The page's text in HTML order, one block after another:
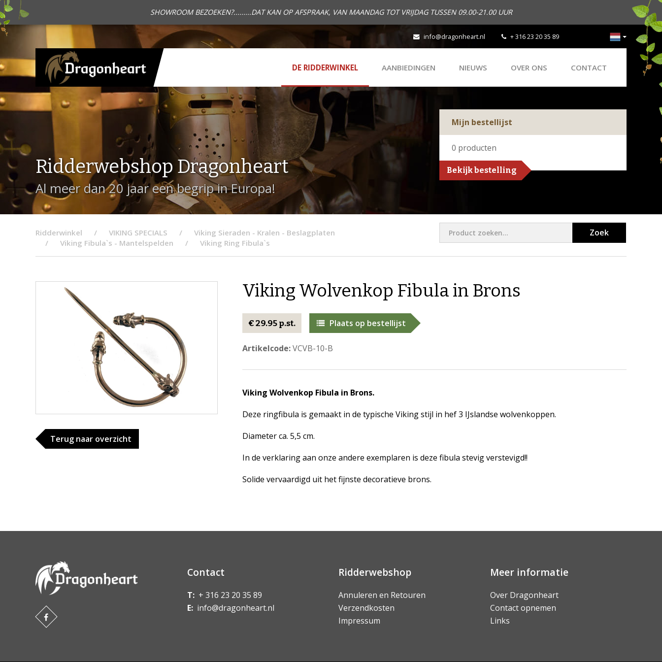
SHOWROOM BEZOEKEN?.........DAT KAN OP AFSPRAAK, VAN MAANDAG TOT VRIJDAG TUSSEN 09.00-21.00 UUR
info@dragonheart.nl + 316 23 20 35 89
DE RIDDERWINKEL AANBIEDINGEN NIEUWS OVER ONS CONTACT
Ridderwebshop Dragonheart
Al meer dan 20 jaar een begrip in Europa!
Mijn bestellijst
0 producten
Bekijk bestelling
Ridderwinkel VIKING SPECIALS
Viking Sieraden - Kralen - Beslagplaten
Viking Fibula`s - Mantelspelden
Viking Ring Fibula`s
Zoek
Terug naar overzicht
Viking Wolvenkop Fibula in Brons
€ 29.95 p.st. Plaats op bestellijst
Artikelcode:VCVB-10-B
Viking Wolvenkop Fibula in Brons.
Deze ringfibula is gemaakt in de typische Viking stijl in hef 3 IJslandse wolvenkoppen.
Diameter ca. 5,5 cm.
In de verklaring aan onze andere exemplaren is deze fibula stevig verstevigd!!
Solide vervaardigd uit het fijnste decoratieve brons.
Contact
T: + 316 23 20 35 89
E: info@dragonheart.nl
Ridderwebshop
Annuleren en Retouren
Verzendkosten
Impressum
Meer informatie
Over Dragonheart
Contact opnemen
Links